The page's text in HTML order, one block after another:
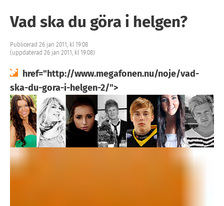
Vad ska du göra i helgen?
Publicerad 26 jan 2011, kl 19:08
(uppdaterad 26 jan 2011, kl 19:08)
href="http://www.megafonen.nu/noje/vad-
ska-du-gora-i-helgen-2/">